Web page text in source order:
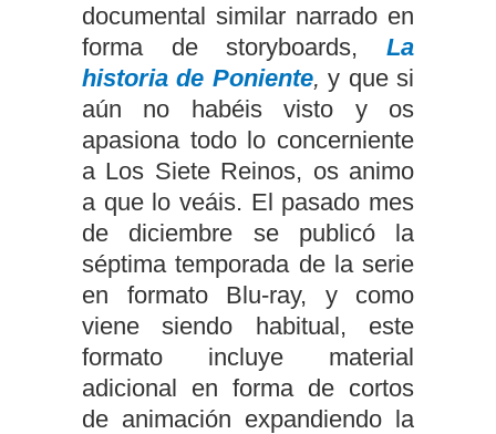
documental similar narrado en
forma de storyboards, La
historia de Poniente,y que si
aún no habéis visto y os
apasiona todo lo concerniente
a Los Siete Reinos, os animo
a que lo veáis. El pasado mes
de diciembre se publicó la
séptima temporada de la serie
en formato Blu-ray, y como
viene siendo habitual, este
formato incluye material
adicional en forma de cortos
de animación expandiendo la